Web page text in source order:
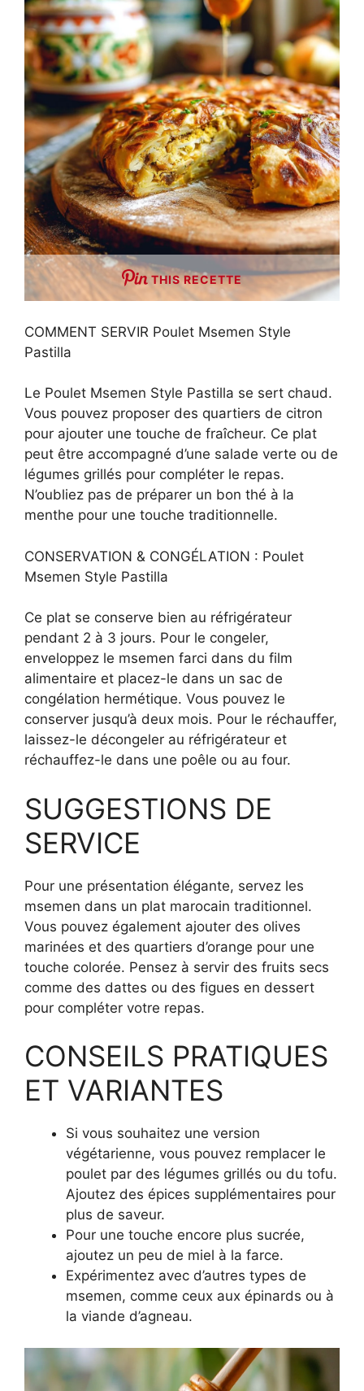
THIS RECETTE
COMMENT SERVIR Poulet Msemen Style
Pastilla
Le Poulet Msemen Style Pastilla se sert chaud.
Vous pouvez proposer des quartiers de citron
pour ajouter une touche de fraîcheur. Ce plat
peut être accompagné d’une salade verte ou de
légumes grillés pour compléter le repas.
N’oubliez pas de préparer un bon thé à la
menthe pour une touche traditionnelle.
CONSERVATION & CONGÉLATION : Poulet
Msemen Style Pastilla
Ce plat se conserve bien au réfrigérateur
pendant 2 à 3 jours. Pour le congeler,
enveloppez le msemen farci dans du film
alimentaire et placez-le dans un sac de
congélation hermétique. Vous pouvez le
conserver jusqu’à deux mois. Pour le réchauffer,
laissez-le décongeler au réfrigérateur et
réchauffez-le dans une poêle ou au four.
SUGGESTIONS DE
SERVICE
Pour une présentation élégante, servez les
msemen dans un plat marocain traditionnel.
Vous pouvez également ajouter des olives
marinées et des quartiers d’orange pour une
touche colorée. Pensez à servir des fruits secs
comme des dattes ou des figues en dessert
pour compléter votre repas.
CONSEILS PRATIQUES
ET VARIANTES
Si vous souhaitez une version
végétarienne, vous pouvez remplacer le
poulet par des légumes grillés ou du tofu.
Ajoutez des épices supplémentaires pour
plus de saveur.
Pour une touche encore plus sucrée,
ajoutez un peu de miel à la farce.
Expérimentez avec d’autres types de
msemen, comme ceux aux épinards ou à
la viande d’agneau.